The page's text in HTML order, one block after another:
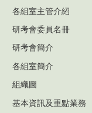
各組室主管介紹
研考會委員名冊
研考會簡介
各組室簡介
組織圖
基本資訊及重點業務